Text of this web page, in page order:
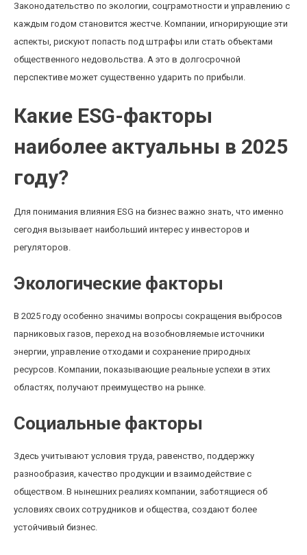
Законодательство по экологии, соцграмотности и управлению с
каждым годом становится жестче. Компании, игнорирующие эти
аспекты, рискуют попасть под штрафы или стать объектами
общественного недовольства. А это в долгосрочной
перспективе может существенно ударить по прибыли.
Какие ESG-факторы
наиболее актуальны в 2025
году?
Для понимания влияния ESG на бизнес важно знать, что именно
сегодня вызывает наибольший интерес у инвесторов и
регуляторов.
Экологические факторы
В 2025 году особенно значимы вопросы сокращения выбросов
парниковых газов, переход на возобновляемые источники
энергии, управление отходами и сохранение природных
ресурсов. Компании, показывающие реальные успехи в этих
областях, получают преимущество на рынке.
Социальные факторы
Здесь учитывают условия труда, равенство, поддержку
разнообразия, качество продукции и взаимодействие с
обществом. В нынешних реалиях компании, заботящиеся об
условиях своих сотрудников и общества, создают более
устойчивый бизнес.